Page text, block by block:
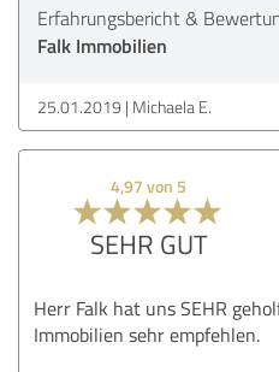
Erfahrungsbericht &
Falk Immobilien
25.01.2019 Michaela E.
4,97 von 5
SEHR GUT
Herr Falk hat uns SEHR
Immobilien sehr empfehlen.